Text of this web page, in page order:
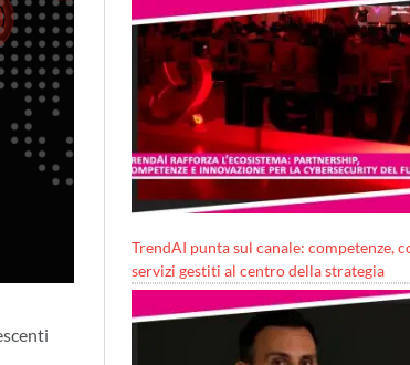
TrendAI punta sul canale: competenze,
servizi gestiti al centro della strategia